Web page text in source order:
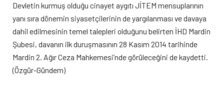
Devletin kurmuş olduğu cinayet aygıtı JİTEM mensuplarının
yanı sıra dönemin siyasetçilerinin de yargılanması ve davaya
dahil edilmesinin temel talepleri olduğunu belirten İHD Mardin
Şubesi, davanın ilk duruşmasının 28 Kasım 2014 tarihinde
Mardin 2. Ağır Ceza Mahkemesi’nde görüleceğini de kaydetti.
(Özgür-Gündem)